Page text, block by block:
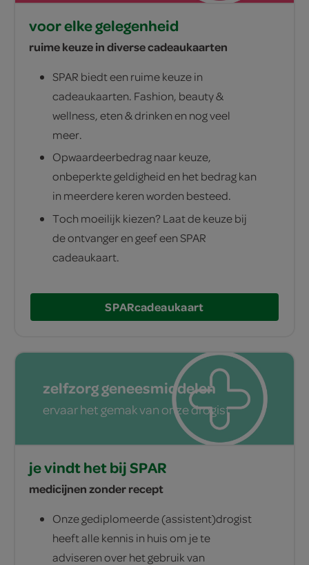
voor elke gelegenheid
ruime keuze in diverse cadeaukaarten
SPAR biedt een ruime keuze in
cadeaukaarten. Fashion, beauty &
wellness, eten & drinken en nog veel
meer.
Opwaardeerbedrag naar keuze,
onbeperkte geldigheid en het bedrag kan
in meerdere keren worden besteed.
Toch moeilijk kiezen? Laat de keuze bij
de ontvanger en geef een SPAR
cadeaukaart.
SPARcadeaukaart
zelfzorg geneesmiddelen
ervaar het gemak van onze drogist
je vindt het bij SPAR
medicijnen zonder recept
Onze gediplomeerde (assistent)drogist
heeft alle kennis in huis om je te
adviseren over het gebruik van